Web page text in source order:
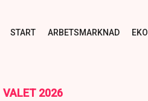
START ARBETSMARKNAD
VALET 2026